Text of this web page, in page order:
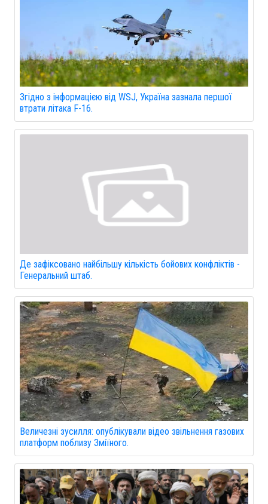
Згідно з інформацією від WSJ, Україна зазнала першої
втрати літака F-16.
Де зафіксовано найбільшу кількість бойових конфліктів -
Генеральний штаб.
Величезні зусилля: опублікували відео звільнення газових
платформ поблизу Зміїного.